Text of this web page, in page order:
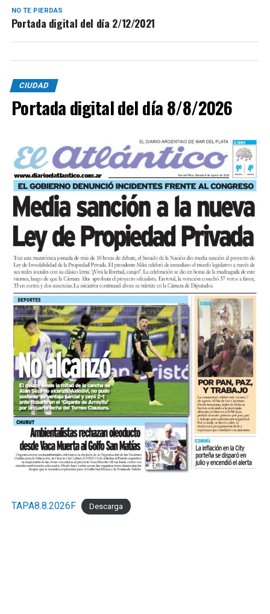
NO TE PIERDAS
Portada digital del día 2/12/2021
CIUDAD
Portada digital del día 8/8/2026
TAPA8.8.2026F Descarga